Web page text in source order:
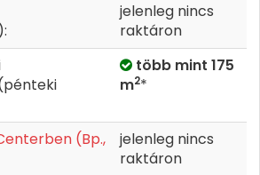
jelenleg nincs
raktáron
több mint 175
m2*
(Bp.,
jelenleg nincs
raktáron